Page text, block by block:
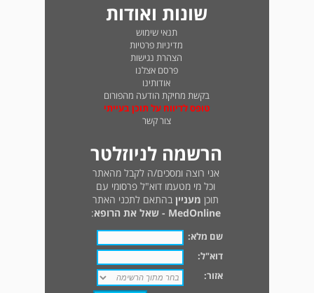
שונות ואודות
תנאי שימוש
מדיניות פרטיות
הצהרת נגישות
פרסם אצלנו
אודותינו
בקשת מחיקת הודעה מהפורום
טופס לדיווח על תוכן בעייתי
צור קשר
הרשמה לניוזלטר
אני רוצה ומסכים/ה לקבל מהאתר
וכל מי מטעמו דוא"ל פרסומי עם
תוכן מעניין בהתאם לתכני האתר
MedOnline - שאל את הרופא
:
שם מלא:
דוא"ל:
אזור: